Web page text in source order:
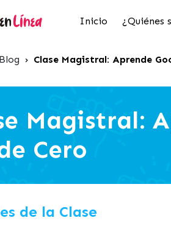
Inicio ¿Quiénes
Blog › Clase Magistral: Aprende
Magistral:
Cero
de la Clase